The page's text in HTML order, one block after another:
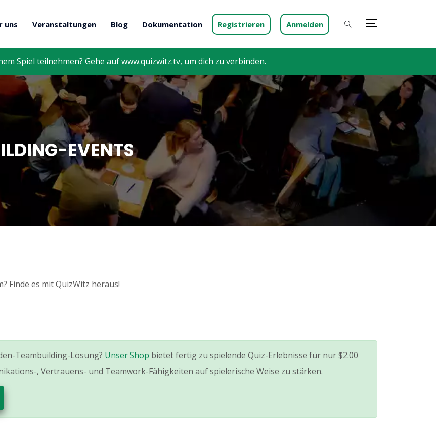
uns Veranstaltungen Blog Dokumentation Registrieren Anmelden
Spiel teilnehmen? Gehe aufwww.quizwitz.tv, um dich zu verbinden.
EVENTS
Finde es mit QuizWitz heraus!
Teambuilding-Lösung? Unser Shop bietet fertig zu spielende Quiz-Erlebnisse für nur$2.00
, Vertrauens- und Teamwork-Fähigkeiten auf spielerische Weise zu stärken.